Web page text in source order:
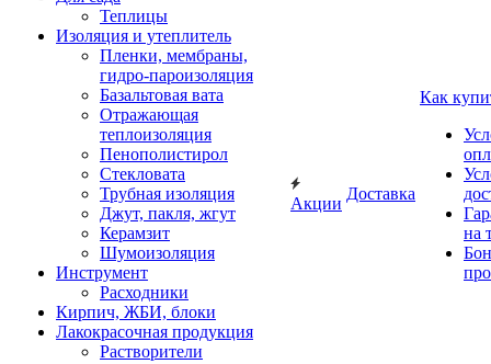
Теплицы
Изоляция и утеплитель
Пленки, мембраны,
гидро-пароизоляция
Базальтовая вата
Отражающая
теплоизоляция
Пенополистирол
Стекловата
Трубная изоляция
Джут, пакля, жгут
Керамзит
Шумоизоляция
Инструмент
Расходники
Кирпич, ЖБИ, блоки
Лакокрасочная продукция
Растворители
Акции
Доставка
Как
на